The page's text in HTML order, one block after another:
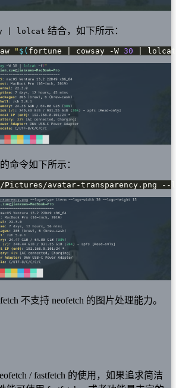
| lolcat 结合，如下所示：
" $( fortune | cowsay -W 30 |
命令如下所示：
avatar-transparency.png
不支持 neofetch 的图片处理能力。
/ fastfetch 的使用，如果追求简洁